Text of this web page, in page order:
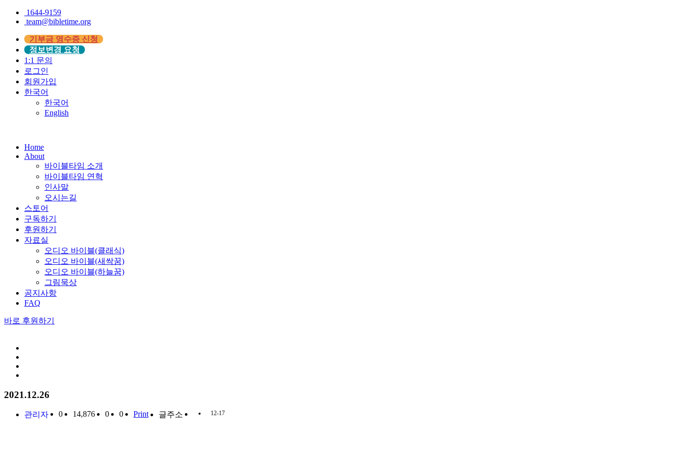
1644-9159
team@bibletime.org
기부금 영수증 신청
정보변경 요청
1:1 문의
로그인
회원가입
한국어
한국어
English
Home
About
바이블타임 소개
바이블타임 연혁
인사말
오시는길
스토어
구독하기
후원하기
자료실
오디오 바이블(클래식)
오디오 바이블(새싹꿈)
오디오 바이블(하늘꿈)
그림묵상
공지사항
FAQ
바로 후원하기
2021.12.26
관리자 0 14,876 0 0 Print 글주소 12-17